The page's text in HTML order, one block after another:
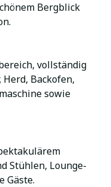
Bergblick
vollständig
Backofen,
sowie
Stühlen, Lounge-
Gäste.